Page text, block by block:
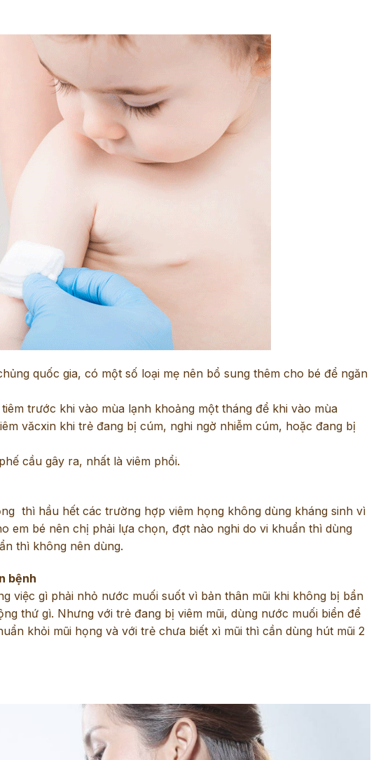
quốc gia, có một số loại mẹ nên bổ sung thêm cho bé để ngăn
trước khi vào mùa lạnh khoảng một tháng để khi vào mùa
văcxin khi trẻ đang bị cúm, nghi ngờ nhiễm cúm, hoặc đang bị
cầu gây ra, nhất là viêm phổi.
thì hầu hết các trường hợp viêm họng không dùng kháng sinh vì
em bé nên chị phải lựa chọn, đợt nào nghi do vi khuẩn thì dùng
thì không nên dùng.
bệnh
việc gì phải nhỏ nước muối suốt vì bản thân mũi khi không bị bẩn
thứ gì. Nhưng với trẻ đang bị viêm mũi, dùng nước muối biển để
khỏi mũi họng và với trẻ chưa biết xì mũi thì cần dùng hút mũi 2